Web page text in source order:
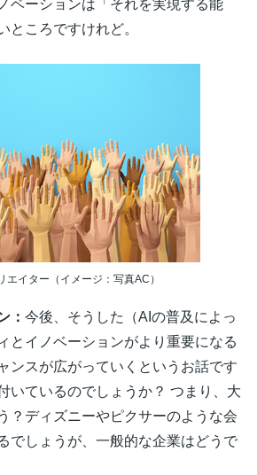
ベーションは「それを実現する能
ところですけれど。
イター（イメージ：写真AC）
： 今後、そうした（AIの普及によっ
とイノベーションがより重要になる
ンスが広がっていくというお話です
いているのでしょうか？ つまり、大
？ディズニーやピクサーのような会
でしょうが、一般的な企業はどうで